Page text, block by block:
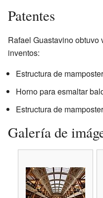
Patentes
Rafael Guastavino obtuvo
inventos:
Estructura de
Horno para esmaltar
Estructura de
Galería de